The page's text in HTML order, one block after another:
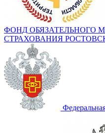
ФОНД ОБЯЗАТЕЛЬНОГО
СТРАХОВАНИЯ